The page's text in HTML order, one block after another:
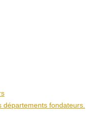
fondateurs.